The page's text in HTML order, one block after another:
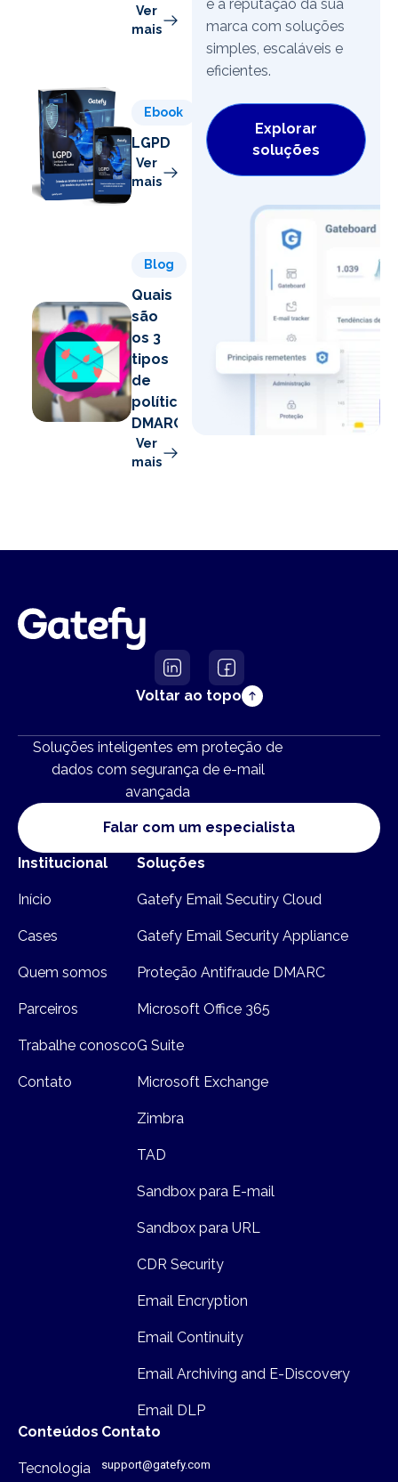
Ver
mais
Ebook
LGPD
Ver
mais
Blog
Quais
são
os 3
tipos
de
políticas
DMARC?
Ver
mais
e a reputação da sua
marca com soluções
simples, escaláveis e
eficientes.
Explorar
soluções
Voltar ao topo
Soluções inteligentes em proteção de
dados com segurança de e-mail
avançada
Falar com um especialista
Institucional
Início
Cases
Quem somos
Parceiros
Trabalhe conosco
Contato
Soluções
Gatefy Email Secutiry Cloud
Gatefy Email Security Appliance
Proteção Antifraude DMARC
Microsoft Office 365
G Suite
Microsoft Exchange
Zimbra
TAD
Sandbox para E-mail
Sandbox para URL
CDR Security
Email Encryption
Email Continuity
Email Archiving and E-Discovery
Email DLP
Conteúdos
Tecnologia
Contato
support@gatefy.com